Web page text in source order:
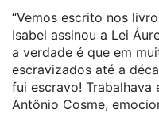
“Vemos escrito nos
Isabel assinou a Lei
a verdade é que em
escravizados até a
fui escravo! Trabalhava
Antônio Cosme,